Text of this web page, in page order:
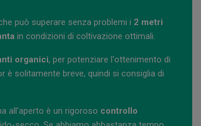
può superare senza problemi i 2 metri
in condizioni di coltivazione ottimali.
organici, per potenziare l'ottenimento di
è solitamente breve, quindi si consiglia di
all'aperto è un rigoroso controllo